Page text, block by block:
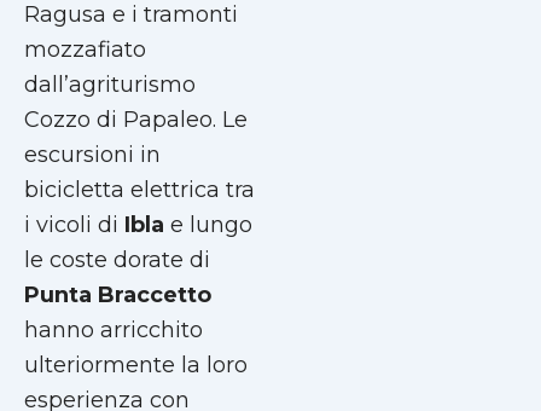
Ragusa e i tramonti
mozzafiato
dall’agriturismo
Cozzo di Papaleo. Le
escursioni in
bicicletta elettrica tra
i vicoli di Ibla e lungo
le coste dorate di
Punta Braccetto
hanno arricchito
ulteriormente la loro
esperienza con